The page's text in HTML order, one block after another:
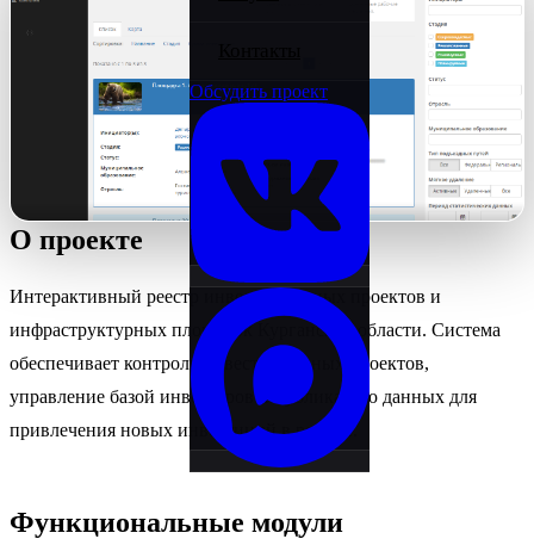
Новости
Обсудить проект
О проекте
Интерактивный реестр инвестиционных проектов и
инфраструктурных площадок Курганской области. Система
обеспечивает контроль инвестиционных проектов,
управление базой инвесторов и публикацию данных для
привлечения новых инвестиций в регион.
Функциональные модули